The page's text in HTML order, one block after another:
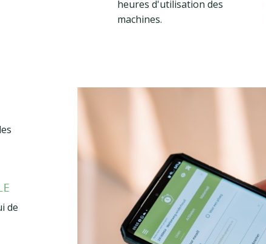
heures d'utilisation des
machines.
de